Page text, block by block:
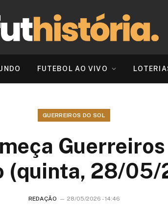
FUTEBOL AO VIVO
GUERREIROS DO SOL
(quinta, 28/05/
REDAÇÃO 28/05/2026 - 14:46